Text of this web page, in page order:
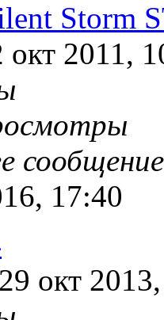
Storm
окт 2011,
17:40
окт